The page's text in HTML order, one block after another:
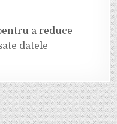
a reduce
datele